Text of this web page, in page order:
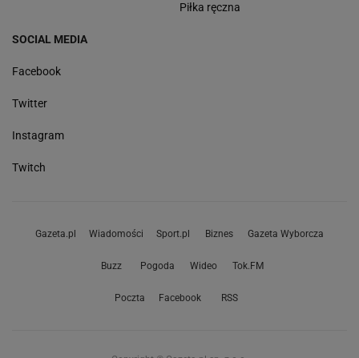
Piłka ręczna
SOCIAL MEDIA
Facebook
Twitter
Instagram
Twitch
Gazeta.pl Wiadomości Sport.pl Biznes Gazeta Wyborcza
Buzz Pogoda Wideo Tok.FM
Poczta Facebook RSS